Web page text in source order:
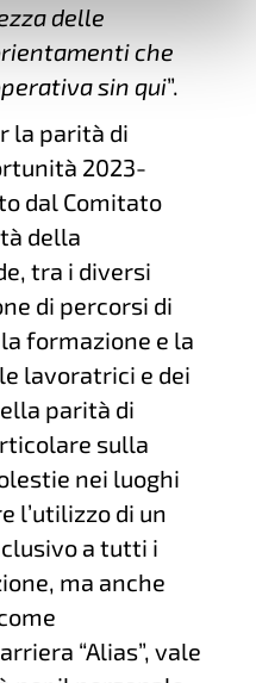
delle
che
sin qui”.
la parità di
2023-
dal Comitato
della
tra i diversi
di percorsi di
formazione e la
lavoratrici e dei
parità di
sulla
nei luoghi
l’utilizzo di un
a tutti i
ma anche
“Alias”, vale